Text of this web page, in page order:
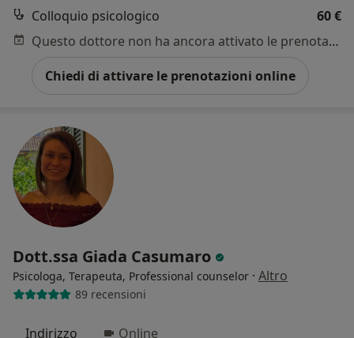
Colloquio psicologico
60 €
Questo dottore non ha ancora attivato le prenotazioni online presso questo indirizzo.
Chiedi di attivare le prenotazioni online
Dott.ssa Giada Casumaro
Psicologa, Terapeuta, Professional counselor · Altro
89 recensioni
Indirizzo Online